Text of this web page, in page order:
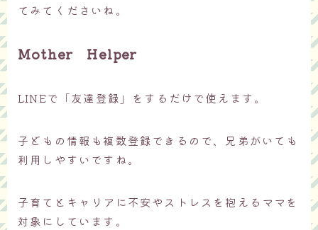
てみてくださいね。
Mother Helper
LINEで「友達登録」をするだけで使えます。
子どもの情報も複数登録できるので、兄弟がいても
利用しやすいですね。
子育てとキャリアに不安やストレスを抱えるママを
対象にしています。